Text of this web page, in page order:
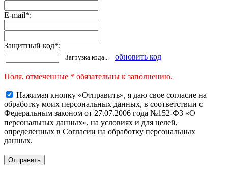
E-mail*:
Защитный код*:
Загрузка кода... обновить код
Поля, отмеченные * обязательны к заполнению.
Нажимая кнопку «Отправить», я даю свое согласие на
обработку моих персональных данных, в соответствии с
Федеральным законом от 27.07.2006 года №152-ФЗ «О
персональных данных», на условиях и для целей,
определенных в Согласии на обработку персональных
данных.